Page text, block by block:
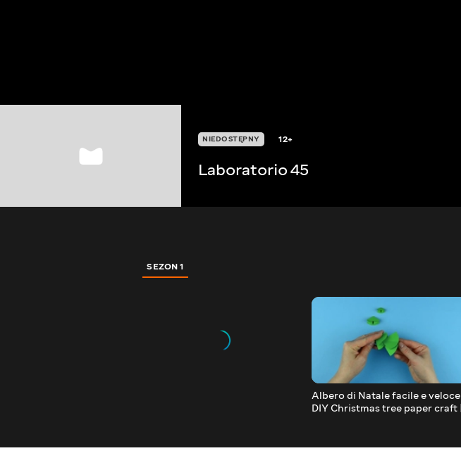
NIEDOSTĘPNY 12+
Laboratorio 45
SEZON 1
Albero di Natale facile e veloce |
DIY Christmas tree paper craft |